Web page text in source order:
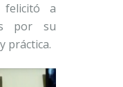
felicitó a
por su
práctica.